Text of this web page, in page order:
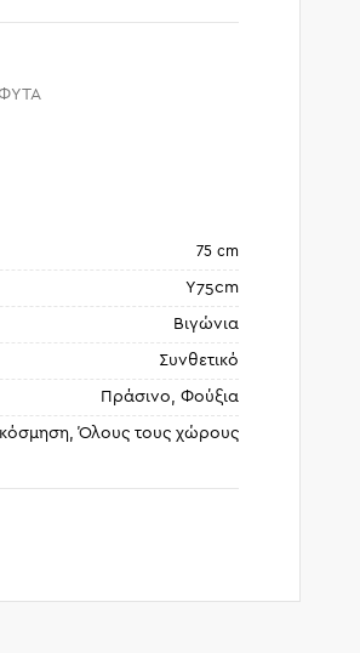
75 cm
Υ75cm
Βιγώνια
Συνθετικό
Πράσινο, Φούξια
Όλους τους χώρους